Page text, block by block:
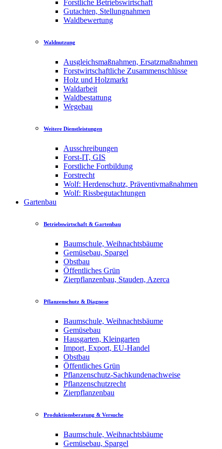
Forstliche Betriebswirtschaft
Gutachten, Stellungnahmen
Waldbewertung
Waldnutzung
Ausgleichsmaßnahmen, Ersatzmaßnahmen
Forstwirtschaftliche Zusammenschlüsse
Holz und Holzmarkt
Waldarbeit
Waldbestattung
Wegebau
Weitere Dienstleistungen
Ausschreibungen
Forst-IT, GIS
Forstliche Fortbildung
Forstrecht
Wolf: Herdenschutz, Präventivmaßnahmen
Wolf: Rissbegutachtungen
Gartenbau
Betriebswirtschaft & Gartenbau
Baumschule, Weihnachtsbäume
Gemüsebau, Spargel
Obstbau
Öffentliches Grün
Zierpflanzenbau, Stauden, Azerca
Pflanzenschutz & Diagnose
Baumschule, Weihnachtsbäume
Gemüsebau
Hausgarten, Kleingarten
Import, Export, EU-Handel
Obstbau
Öffentliches Grün
Pflanzenschutz-Sachkundenachweise
Pflanzenschutzrecht
Zierpflanzenbau
Produktionsberatung & Versuche
Baumschule, Weihnachtsbäume
Gemüsebau, Spargel